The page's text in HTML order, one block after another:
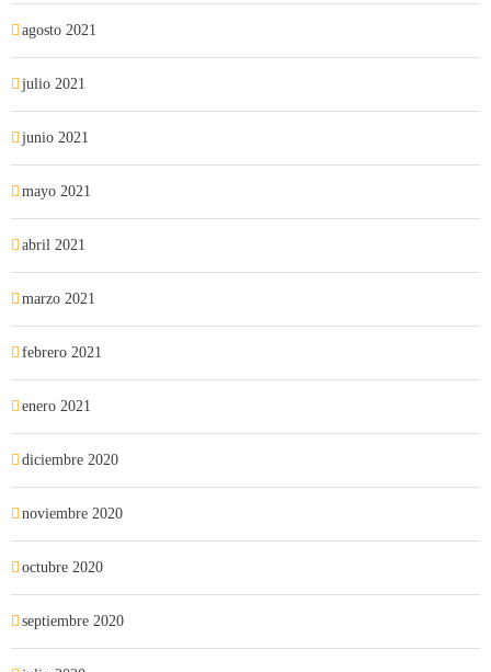
agosto 2021
julio 2021
junio 2021
mayo 2021
abril 2021
marzo 2021
febrero 2021
enero 2021
diciembre 2020
noviembre 2020
octubre 2020
septiembre 2020